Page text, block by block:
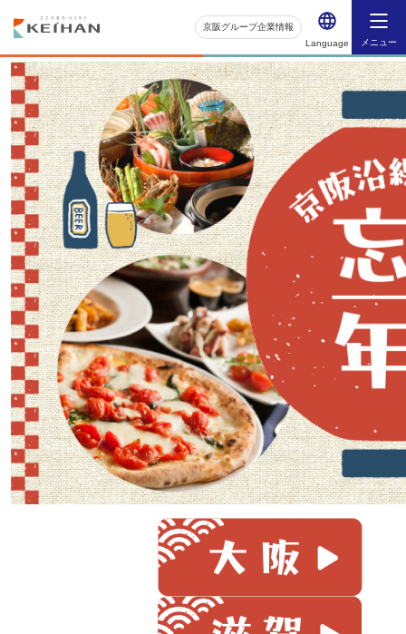
Language メニュー
京阪グループ企業情報